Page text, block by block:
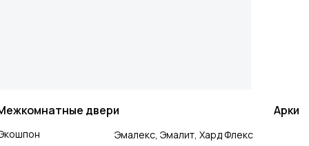
Эмалекс, Эмалит, Хард Флекс
Арки
двери